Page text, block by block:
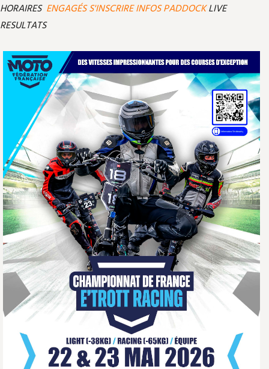
HORAIRES ENGAGÉSS'INSCRIREINFOS PADDOCKLIVE
RESULTATS